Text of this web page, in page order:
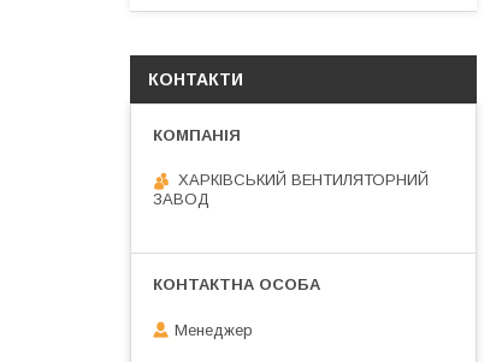
КОНТАКТИ
ХАРКІВСЬКИЙ ВЕНТИЛЯТОРНИЙ
ЗАВОД
Менеджер